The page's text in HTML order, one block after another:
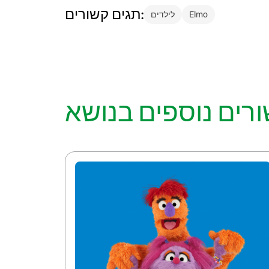
תגים קשורים: לילדים Elmo
נוספים בנושא